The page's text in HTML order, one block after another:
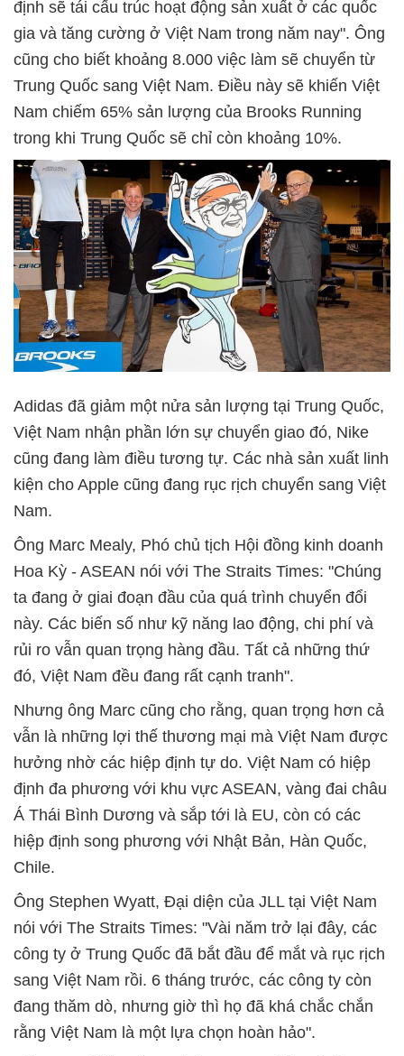
định sẽ tái cấu trúc hoạt động sản xuất ở các quốc
gia và tăng cường ở Việt Nam trong năm nay". Ông
cũng cho biết khoảng 8.000 việc làm sẽ chuyển từ
Trung Quốc sang Việt Nam. Điều này sẽ khiến Việt
Nam chiếm 65% sản lượng của Brooks Running
trong khi Trung Quốc sẽ chỉ còn khoảng 10%.
Adidas đã giảm một nửa sản lượng tại Trung Quốc,
Việt Nam nhận phần lớn sự chuyển giao đó, Nike
cũng đang làm điều tương tự. Các nhà sản xuất linh
kiện cho Apple cũng đang rục rịch chuyển sang Việt
Nam.
Ông Marc Mealy, Phó chủ tịch Hội đồng kinh doanh
Hoa Kỳ - ASEAN nói với The Straits Times: "Chúng
ta đang ở giai đoạn đầu của quá trình chuyển đổi
này. Các biến số như kỹ năng lao động, chi phí và
rủi ro vẫn quan trọng hàng đầu. Tất cả những thứ
đó, Việt Nam đều đang rất cạnh tranh".
Nhưng ông Marc cũng cho rằng, quan trọng hơn cả
vẫn là những lợi thế thương mại mà Việt Nam được
hưởng nhờ các hiệp định tự do. Việt Nam có hiệp
định đa phương với khu vực ASEAN, vàng đai châu
Á Thái Bình Dương và sắp tới là EU, còn có các
hiệp định song phương với Nhật Bản, Hàn Quốc,
Chile.
Ông Stephen Wyatt, Đại diện của JLL tại Việt Nam
nói với The Straits Times: "Vài năm trở lại đây, các
công ty ở Trung Quốc đã bắt đầu để mắt và rục rịch
sang Việt Nam rồi. 6 tháng trước, các công ty còn
đang thăm dò, nhưng giờ thì họ đã khá chắc chắn
rằng Việt Nam là một lựa chọn hoàn hảo".